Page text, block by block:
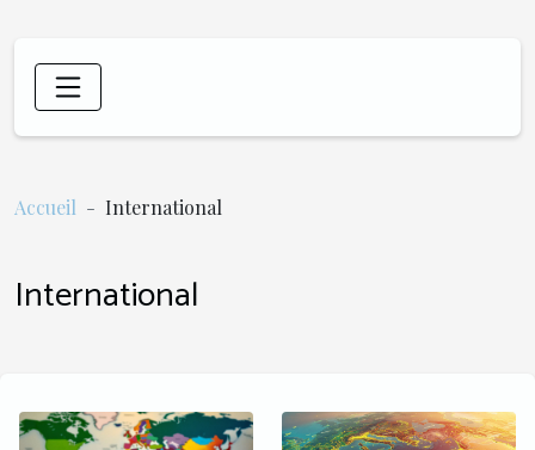
Accueil International
International